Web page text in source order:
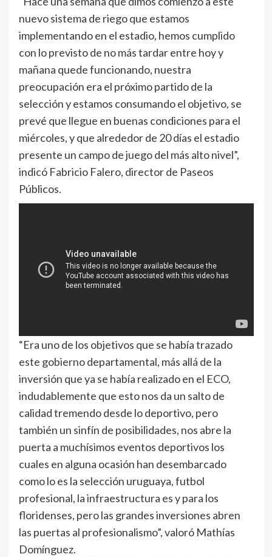
nuevo sistema de riego que estamos
implementando en el estadio, hemos cumplido
con lo previsto de no más tardar entre hoy y
mañana quede funcionando, nuestra
preocupación era el próximo partido de la
selección y estamos consumando el objetivo, se
prevé que llegue en buenas condiciones para el
miércoles, y que alrededor de 20 días el estadio
presente un campo de juego del más alto nivel”,
indicó Fabricio Falero, director de Paseos
Públicos.
“Era uno de los objetivos que se había trazado
este gobierno departamental, más allá de la
inversión que ya se había realizado en el ECO,
indudablemente que esto nos da un salto de
calidad tremendo desde lo deportivo, pero
también un sinfín de posibilidades, nos abre la
puerta a muchísimos eventos deportivos los
cuales en alguna ocasión han desembarcado
como lo es la selección uruguaya, futbol
profesional, la infraestructura es y para los
floridenses, pero las grandes inversiones abren
las puertas al profesionalismo”, valoró Mathías
Domínguez.